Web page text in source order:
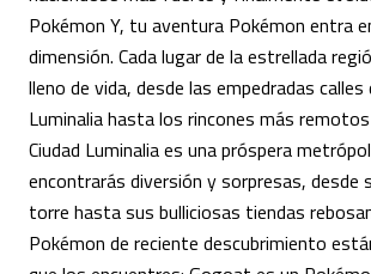
Pokémon Y, tu aventura Pokémon entra
dimensión. Cada lugar de la estrellada
lleno de vida, desde las empedradas calles
Luminalia hasta los rincones más
Ciudad Luminalia es una próspera
encontrarás diversión y sorpresas, desde
torre hasta sus bulliciosas tiendas
Pokémon de reciente descubrimiento